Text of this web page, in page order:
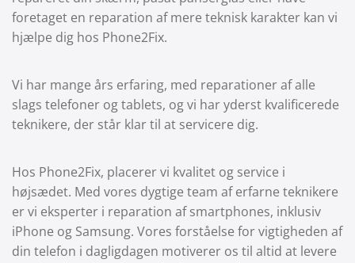
foretaget en reparation af mere teknisk karakter kan vi
hjælpe dig hos Phone2Fix.
Vi har mange års erfaring, med reparationer af alle
slags telefoner og tablets, og vi har yderst kvalificerede
teknikere, der står klar til at servicere dig.
Hos Phone2Fix, placerer vi kvalitet og service i
højsædet. Med vores dygtige team af erfarne teknikere
er vi eksperter i reparation af smartphones, inklusiv
iPhone og Samsung. Vores forståelse for vigtigheden af
din telefon i dagligdagen motiverer os til altid at levere